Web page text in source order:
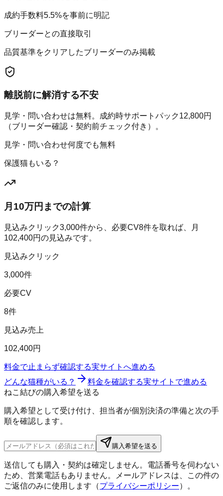
成約手数料5.5%を事前に明記
ブリーダーとの直接取引
品質基準をクリアしたブリーダーのみ掲載
離脱前に解消する不安
見学・問い合わせは無料。成約時サポートパック12,800円
（ブリーダー確認・契約前チェック付き）。
見学・問い合わせ何度でも無料
保護猫もいる？
月10万円までの計算
見込みクリック3,000件から、必要CV8件を取れば、月
102,400円の見込みです。
見込みクリック
3,000件
必要CV
8件
見込み売上
102,400円
料金で止まらず確認する実サイトへ進める
どんな猫種がいる？
料金を確認する実サイトで進める
ねこ結びの購入希望を送る
購入希望として受け付け、担当者が個別決済の準備と次の手
順を確認します。
購入希望を送る
送信しても購入・契約は確定しません。電話番号を伺わない
ため、営業電話もありません。メールアドレスは、この件の
ご返信のみに使用します（プライバシーポリシー）。